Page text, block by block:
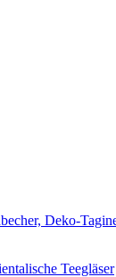
Deko-
Teegläser